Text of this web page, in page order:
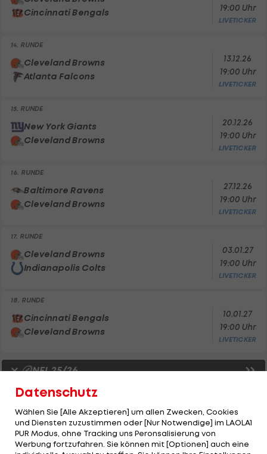
Cincinnati Bengals
19:00 Uhr
LIVETICKER
14. RUNDE
Cleveland Browns
Atlanta Falcons
13.12.26
19:00 Uhr
LIVETICKER
15. RUNDE
New York Giants
Cleveland Browns
20.12.26
19:00 Uhr
LIVETICKER
16. RUNDE
Baltimore Ravens
Cleveland Browns
27.12.26
19:00 Uhr
LIVETICKER
17. RUNDE
Cleveland Browns
Indianapolis Colts
03.01.27
19:00 Uhr
LIVETICKER
18. RUNDE
Cincinnati Bengals
Cleveland Browns
10.01.27
19:00 Uhr
LIVETICKER
NFL 25/26
Ergebnisse
Cleveland Browns
Cincinnati Bengals
16
17
Datenschutz
Wählen Sie [Alle Akzeptieren] um allen Zwecken, Cookies
und Diensten zuzustimmen oder [Nur Notwendige] im LAOLA1
PUR Modus, ohne Tracking uns Peronsalisierung von
Werbung fortzufahren. Sie können mit [Optionen] auch eine